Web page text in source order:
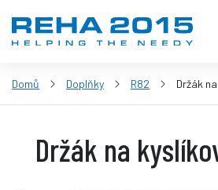
Domů Doplňky R82 Držák
Držák na